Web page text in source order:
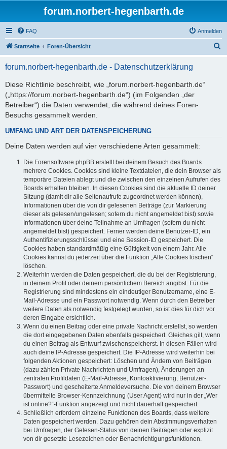
forum.norbert-hegenbarth.de
FAQ Anmelden
Startseite Foren-Übersicht
forum.norbert-hegenbarth.de - Datenschutzerklärung
Diese Richtlinie beschreibt, wie „forum.norbert-hegenbarth.de“
(„https://forum.norbert-hegenbarth.de“) (im Folgenden „der
Betreiber“) die Daten verwendet, die während deines Foren-
Besuchs gesammelt werden.
UMFANG UND ART DER DATENSPEICHERUNG
Deine Daten werden auf vier verschiedene Arten gesammelt:
Die Forensoftware phpBB erstellt bei deinem Besuch des Boards
mehrere Cookies. Cookies sind kleine Textdateien, die dein Browser als
temporäre Dateien ablegt und die zwischen den einzelnen Aufrufen des
Boards erhalten bleiben. In diesen Cookies sind die aktuelle ID deiner
Sitzung (damit dir alle Seitenaufrufe zugeordnet werden können),
Informationen über die von dir gelesenen Beiträge (zur Markierung
dieser als gelesen/ungelesen; sofern du nicht angemeldet bist) sowie
Informationen über deine Teilnahme an Umfragen (sofern du nicht
angemeldet bist) gespeichert. Ferner werden deine Benutzer-ID, ein
Authentifizierungsschlüssel und eine Session-ID gespeichert. Die
Cookies haben standardmäßig eine Gültigkeit von einem Jahr. Alle
Cookies kannst du jederzeit über die Funktion „Alle Cookies löschen“
löschen.
Weiterhin werden die Daten gespeichert, die du bei der Registrierung,
in deinem Profil oder deinem persönlichem Bereich angibst. Für die
Registrierung sind mindestens ein eindeutiger Benutzername, eine E-
Mail-Adresse und ein Passwort notwendig. Wenn durch den Betreiber
weitere Daten als notwendig festgelegt wurden, so ist dies für dich vor
deren Eingabe ersichtlich.
Wenn du einen Beitrag oder eine private Nachricht erstellst, so werden
die dort eingegebenen Daten ebenfalls gespeichert. Gleiches gilt, wenn
du einen Beitrag als Entwurf zwischenspeicherst. In diesen Fällen wird
auch deine IP-Adresse gespeichert. Die IP-Adresse wird weiterhin bei
folgenden Aktionen gespeichert: Löschen und Ändern von Beiträgen
(dazu zählen Private Nachrichten und Umfragen), Änderungen an
zentralen Profildaten (E-Mail-Adresse, Kontoaktivierung, Benutzer-
Passwort) und gescheiterte Anmeldeversuche. Die von deinem Browser
übermittelte Browser-Kennzeichnung (User Agent) wird nur in der „Wer
ist online?“-Funktion angezeigt und nicht dauerhaft gespeichert.
Schließlich erfordern einzelne Funktionen des Boards, dass weitere
Daten gespeichert werden. Dazu gehören dein Abstimmungsverhalten
bei Umfragen, der Gelesen-Status von deinen Beiträgen oder explizit
von dir gesetzte Lesezeichen oder Benachrichtigungsfunktionen.